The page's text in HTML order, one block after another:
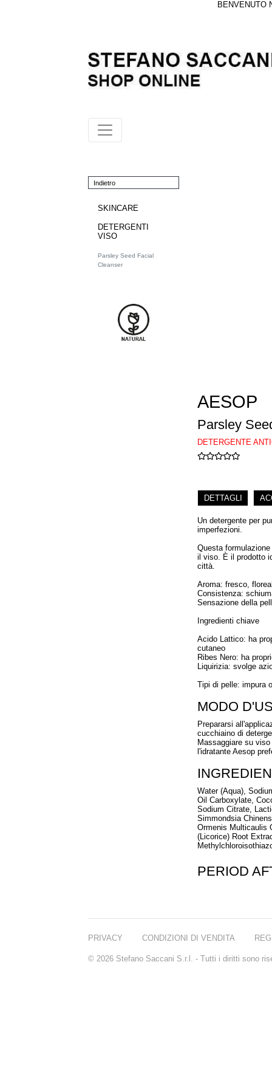
BENVENUTO
Indietro
SKINCARE
DETERGENTI
VISO
Parsley Seed Facial
Cleanser
AESOP
Parsley
DETERGENTE
DETTAGLI
Un detergente per
imperfezioni.
Questa
il viso. È il prodotto
città.
Aroma: fresco,
Consistenza:
Sensazione della
Ingredienti chiave
Acido Lattico: ha
cutaneo
Ribes Nero: ha
Liquirizia: svolge
Tipi di pelle: impura
MODO
Prepararsi
cucchiaino di
Massaggiare su
l'idratante Aesop
Water (Aqua),
Oil Carboxylate,
Sodium Citrate,
Simmondsia
Ormenis Multicaulis
(Licorice) Root
PERIOD
PRIVACY CONDIZIONI DI VENDITA
© 2026 Stefano Saccani S.r.l. - Tutti i diritti sono